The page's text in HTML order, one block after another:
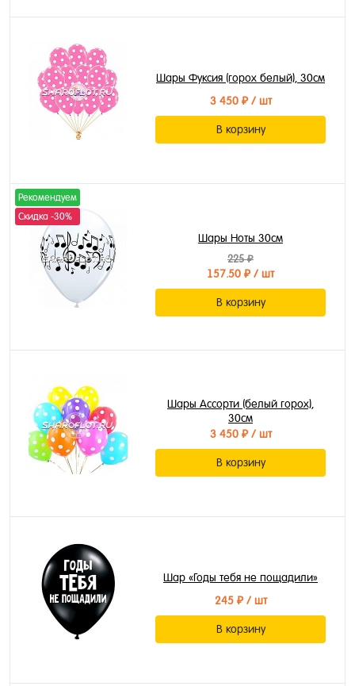
Шары Фуксия (горох белый), 30см
3 450 ₽/ шт
В корзину
Рекомендуем
Скидка -30%
Шары Ноты 30см
225 ₽
157.50 ₽/ шт
В корзину
Шары Ассорти (белый горох),
30см
3 450 ₽/ шт
В корзину
Шар «Годы тебя не пощадили»
245 ₽/ шт
В корзину